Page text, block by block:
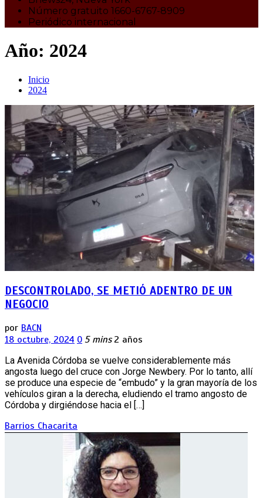
Número gratuito 1660-6767-8909
Periódico internacional
Año: 2024
Inicio
2024
DESCONTROLADO, SE METIÓ ADENTRO DE UN
NEGOCIO
por BACN
18 octubre, 2024 0 5 mins 2 años
La Avenida Córdoba se vuelve considerablemente más
angosta luego del cruce con Jorge Newbery. Por lo tanto, allí
se produce una especie de “embudo” y la gran mayoría de los
vehículos giran a la derecha, eludiendo el tramo angosto de
Córdoba y dirgiéndose hacia el […]
Barrios Chacarita